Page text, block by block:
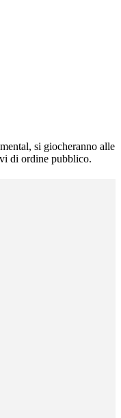
si giocheranno alle
di ordine pubblico.